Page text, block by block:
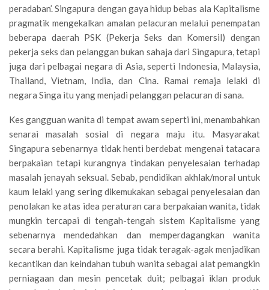
peradaban’. Singapura dengan gaya hidup bebas ala Kapitalisme
pragmatik mengekalkan amalan pelacuran melalui penempatan
beberapa daerah PSK (Pekerja Seks dan Komersil) dengan
pekerja seks dan pelanggan bukan sahaja dari Singapura, tetapi
juga dari pelbagai negara di Asia, seperti Indonesia, Malaysia,
Thailand, Vietnam, India, dan Cina. Ramai remaja lelaki di
negara Singa itu yang menjadi pelanggan pelacuran di sana.
Kes gangguan wanita di tempat awam seperti ini, menambahkan
senarai masalah sosial di negara maju itu. Masyarakat
Singapura sebenarnya tidak henti berdebat mengenai tatacara
berpakaian tetapi kurangnya tindakan penyelesaian terhadap
masalah jenayah seksual. Sebab, pendidikan akhlak/moral untuk
kaum lelaki yang sering dikemukakan sebagai penyelesaian dan
penolakan ke atas idea peraturan cara berpakaian wanita, tidak
mungkin tercapai di tengah-tengah sistem Kapitalisme yang
sebenarnya mendedahkan dan memperdagangkan wanita
secara berahi. Kapitalisme juga tidak teragak-agak menjadikan
kecantikan dan keindahan tubuh wanita sebagai alat pemangkin
perniagaan dan mesin pencetak duit; pelbagai iklan produk